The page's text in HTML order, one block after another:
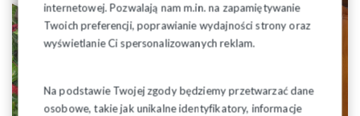
internetowej. Pozwalają nam m.in. na zapamiętywanie
Twoich preferencji, poprawianie wydajności strony oraz
wyświetlanie Ci spersonalizowanych reklam.
Na podstawie Twojej zgody będziemy przetwarzać dane
osobowe, takie jak unikalne identyfikatory, informacje